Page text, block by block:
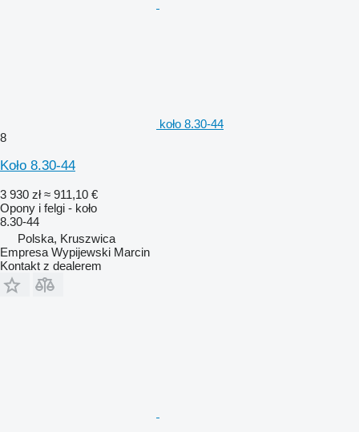
koło 8.30-44
8
Koło 8.30-44
3 930 zł ≈ 911,10 €
Opony i felgi - koło
8.30-44
Polska, Kruszwica
Empresa Wypijewski Marcin
Kontakt z dealerem